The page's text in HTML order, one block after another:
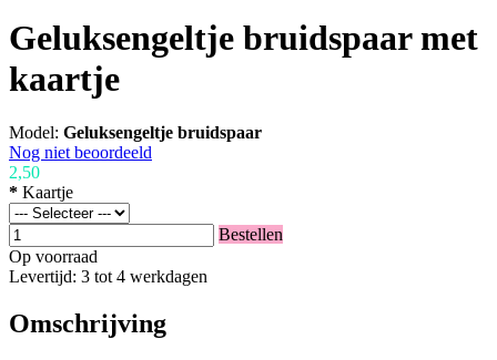
Geluksengeltje bruidspaar met
kaartje
Model: Geluksengeltje bruidspaar
Nog niet beoordeeld
2,50
* Kaartje
Bestellen
Op voorraad
Levertijd: 3 tot 4 werkdagen
Omschrijving